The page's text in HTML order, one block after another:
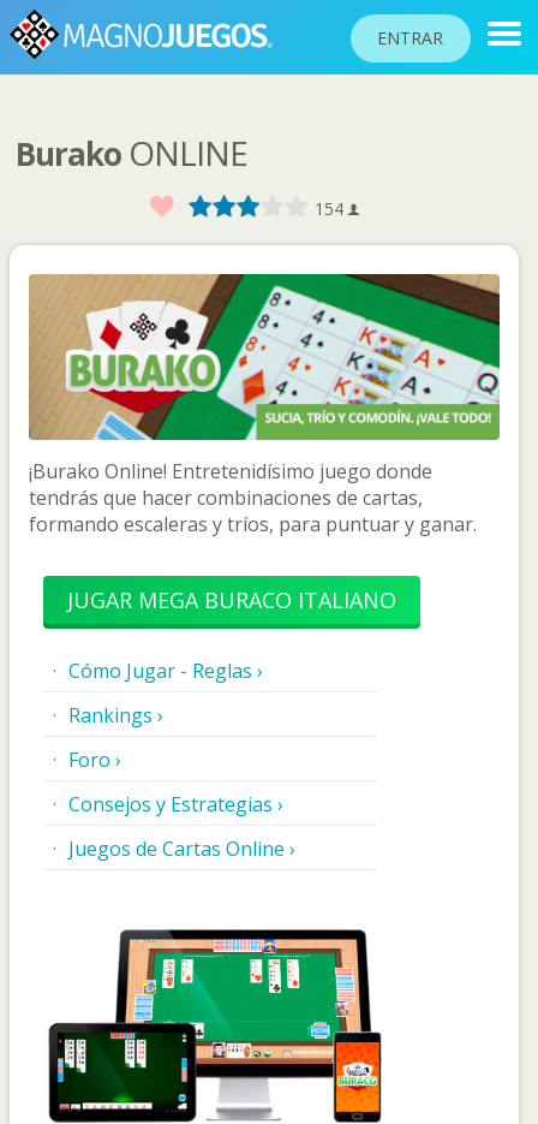
ENTRAR
RANKINGS
COMUNIDAD
AYUDA
PASAPORTE
JUGAR
Idioma del sitio
Burako ONLINE
Favorito 5
2
1 154
¡Burako Online! Entretenidísimo juego donde
tendrás que hacer combinaciones de cartas,
formando escaleras y tríos, para puntuar y ganar.
JUGAR MEGA BURACO ITALIANO
Cómo Jugar - Reglas ›
Rankings ›
Foro ›
Consejos y Estrategias ›
Juegos de Cartas Online ›